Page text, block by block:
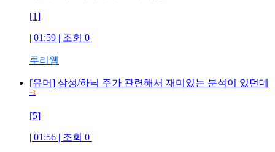
[1]
| 01:59 | 조회 0 |
루리웹
[유머] 삼성/하닉 주가 관련해서 재미있는 분석이 있던데
+3
[5]
| 01:56 | 조회 0 |